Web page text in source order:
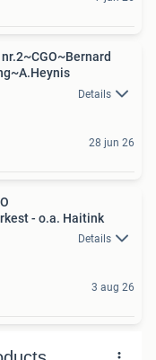
Details
28 jun 26
- o.a. Haitink
Details
3 aug 26